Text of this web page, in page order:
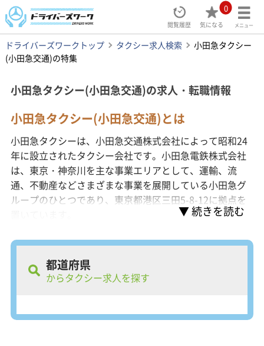
閲覧履歴
0
気になる メニュー
ドライバーズワークトップ タクシー求人検索
小田急タクシー
(小田急交通)の特集
小田急タクシー(小田急交通)の求人・転職情報
小田急タクシー(小田急交通)とは
小田急タクシーは、小田急交通株式会社によって昭和24
年に設立されたタクシー会社です。小田急電鉄株式会社
は、東京・神奈川を主な事業エリアとして、運輸、流
通、不動産などさまざまな事業を展開している小田急グ
ループのひとつであり、東京都港区三田5-8-12に拠点を
す。小田急交通株式会社が所属する小田急グループで
都道府県
からタクシー求人を探す